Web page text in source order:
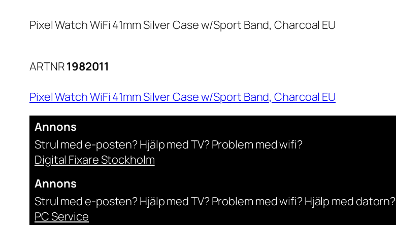
Pixel Watch WiFi 41mm Silver Case w/Sport Band, Charcoal EU
ARTNR1982011
Pixel Watch WiFi 41mm Silver Case w/Sport Band, Charcoal EU
Annons
Strul med e-posten? Hjälp med TV? Problem med wifi?
Digital Fixare Stockholm
Annons
Strul med e-posten? Hjälp med TV? Problem med wifi? Hjälp med datorn?
PC Service